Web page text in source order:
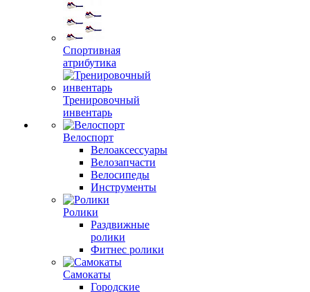
Спортивная
атрибутика
Тренировочный
инвентарь
Велоспорт
Велоаксессуары
Велозапчасти
Велосипеды
Инструменты
Ролики
Раздвижные
ролики
Фитнес ролики
Самокаты
Городские